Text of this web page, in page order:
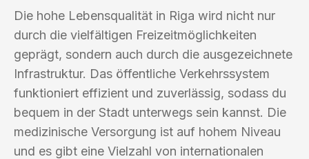
Die hohe Lebensqualität in Riga wird nicht nur
durch die vielfältigen Freizeitmöglichkeiten
geprägt, sondern auch durch die ausgezeichnete
Infrastruktur. Das öffentliche Verkehrssystem
funktioniert effizient und zuverlässig, sodass du
bequem in der Stadt unterwegs sein kannst. Die
medizinische Versorgung ist auf hohem Niveau
und es gibt eine Vielzahl von internationalen